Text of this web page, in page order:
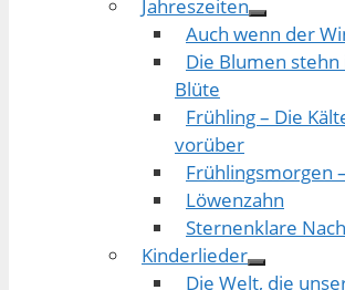
Jahreszeiten
Auch wenn der
Die Blumen
Blüte
Frühling – Die
vorüber
Frühlingsmorgen
Löwenzahn
Sternenklare
Kinderlieder
Die Welt, die